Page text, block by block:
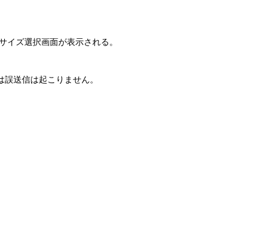
ズ選択画面が表示される。
送信は起こりません。